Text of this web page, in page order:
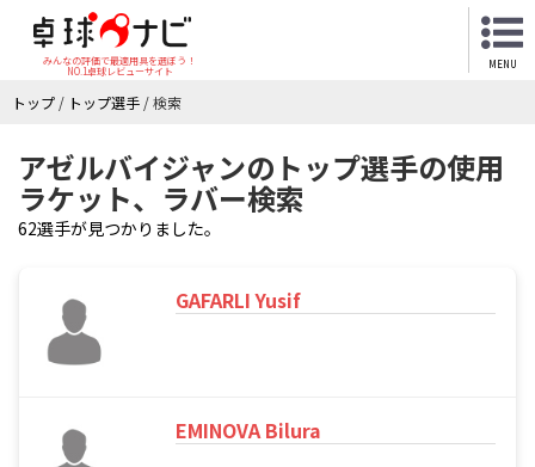
みんなの評価で最適用具を選ぼう！
NO.1卓球レビューサイト
MENU
トップ / トップ選手 /検索
アゼルバイジャンのトップ選手の使用
ラケット、ラバー検索
62選手が見つかりました。
GAFARLI Yusif
EMINOVA Bilura